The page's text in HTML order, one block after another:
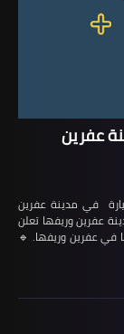
عفرين
في مدينة عفرين
عفرين وريفها تعلن
في عفرين وريفها. 🔹